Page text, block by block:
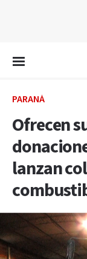
PARANÁ
Ofrecen
lanzan